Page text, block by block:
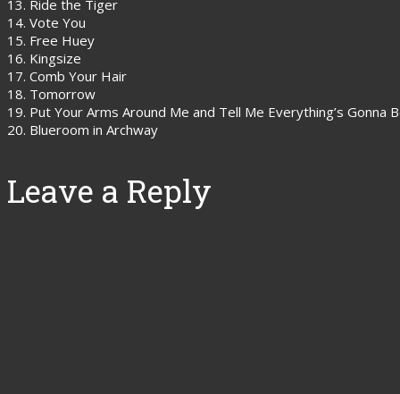
13. Ride the Tiger
14. Vote You
15. Free Huey
16. Kingsize
17. Comb Your Hair
18. Tomorrow
19. Put Your Arms Around Me and Tell Me Everything’s Gonna
20. Blueroom in Archway
Leave a Reply